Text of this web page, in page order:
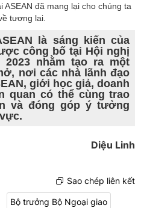
đã mang lại cho chúng ta
tương lai.
là sáng kiến của
công bố tại Hội nghị
2023 nhằm tạo ra một
nơi các nhà lãnh đạo
giới học giả, doanh
quan có thể cùng trao
và đóng góp ý tưởng
Diệu Linh
Sao chép liên kết
Bộ trưởng Bộ Ngoại giao